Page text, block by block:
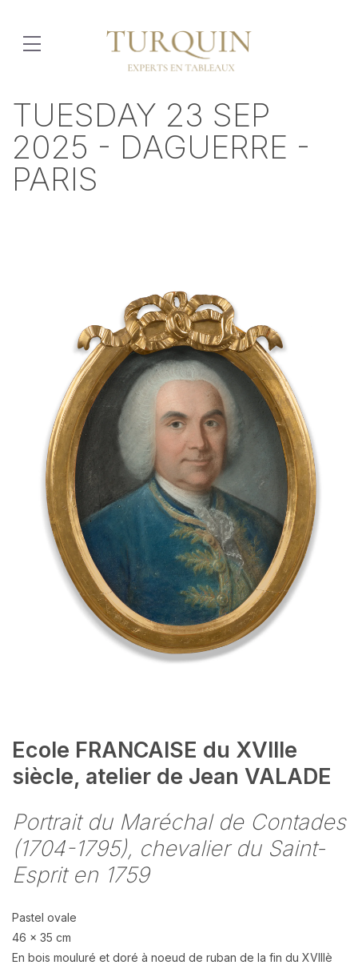
TUESDAY 23 SEP
2025 - DAGUERRE -
PARIS
Ecole FRANCAISE du XVIIIe
siècle, atelier de Jean VALADE
Portrait du Maréchal de Contades
(1704-1795), chevalier du Saint-
Esprit en 1759
Pastel ovale
46 x 35 cm
En bois mouluré et doré à noeud de ruban de la fin du XVIIIè